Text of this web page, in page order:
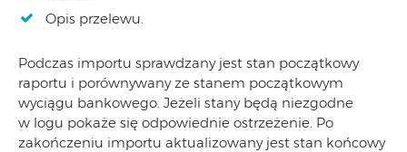
Opis przelewu.
Podczas importu sprawdzany jest stan początkowy
raportu i porównywany ze stanem początkowym
wyciągu bankowego. Jeżeli stany będą niezgodne
w logu pokaże się odpowiednie ostrzeżenie. Po
zakończeniu importu aktualizowany jest stan końcowy